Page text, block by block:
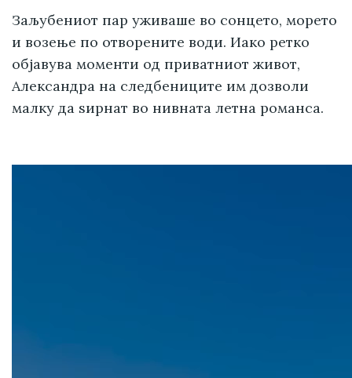
Заљубениот пар уживаше во сонцето, морето
и возење по отворените води. Иако ретко
објавува моменти од приватниот живот,
Александра на следбениците им дозволи
малку да ѕирнат во нивната летна романса.